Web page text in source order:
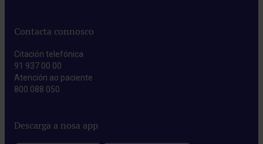
Contacta connosco
Citación telefónica
91 937 00 00
Atención ao paciente
800 088 050
Descarga a nosa app